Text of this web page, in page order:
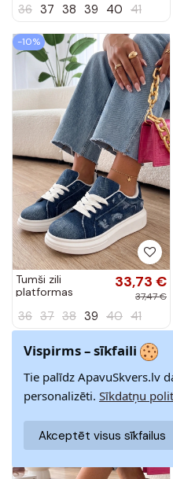
36 37 38 39 40 41
-10%
Tumši zili
platformas
džinsa efektu
Eliana
33,73 €
37,47 €
36 37 38 39 40 41
-10%
Vispirms – sīkfaili
Tie palīdz ApavuSkvers.lv
personalizēti. Sīkdatņu
Akceptēt visus sīkfailus